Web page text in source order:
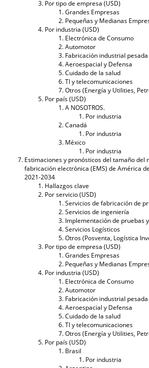
Por tipo de empresa (USD)
Grandes Empresas
Pequeñas y Medianas
Por industria (USD)
Electrónica de Consumo
Automotor
Fabricación industrial pesada
Aeroespacial y Defensa
Cuidado de la salud
TI y telecomunicaciones
Otros (Energía y Utilities,
Por país (USD)
A NOSOTROS.
Por industria
Canadá
Por industria
México
Por industria
Estimaciones y pronósticos del tamaño del
fabricación electrónica (EMS) de América
2021-2034
Hallazgos clave
Por servicio (USD)
Servicios de fabricación de
Servicios de ingeniería
Implementación de pruebas
Servicios Logísticos
Otros (Posventa, Logística
Por tipo de empresa (USD)
Grandes Empresas
Pequeñas y Medianas
Por industria (USD)
Electrónica de Consumo
Automotor
Fabricación industrial pesada
Aeroespacial y Defensa
Cuidado de la salud
TI y telecomunicaciones
Otros (Energía y Utilities,
Por país (USD)
Brasil
Por industria